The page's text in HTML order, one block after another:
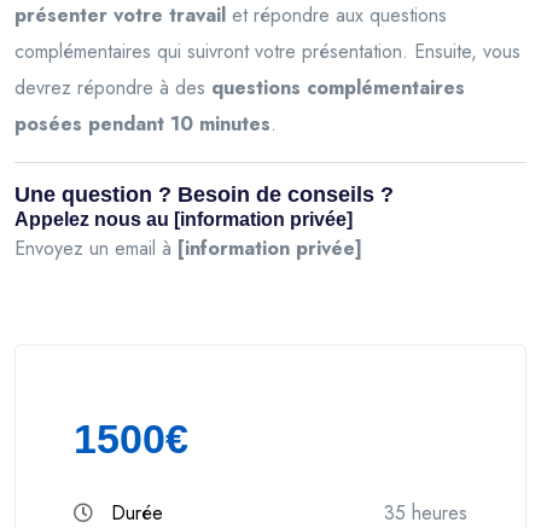
présenter votre travail et répondre aux questions
complémentaires qui suivront votre présentation. Ensuite, vous
devrez répondre à des questions complémentaires
posées pendant 10 minutes.
Une question ? Besoin de conseils ?
Appelez nous au [information privée]
Envoyez un email à [information privée]
1500€
Durée 35 heures